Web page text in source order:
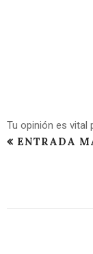
Tu opinión es vital
ENTRADA